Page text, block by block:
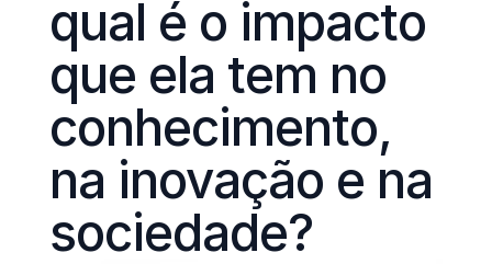
qual é o impacto
que ela tem no
conhecimento,
na inovação e na
sociedade?